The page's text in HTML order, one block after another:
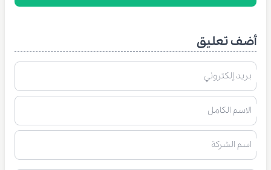
أضف تعليق
بريد إلكتروني
الاسم الكامل
اسم الشركة